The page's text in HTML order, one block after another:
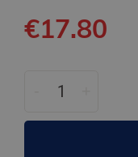
€17.80